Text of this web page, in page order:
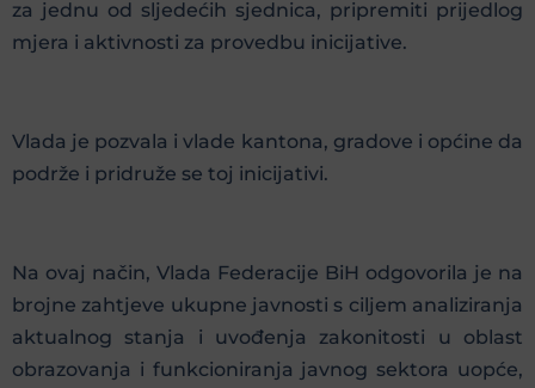
za jednu od sljedećih sjednica, pripremiti prijedlog
mjera i aktivnosti za provedbu inicijative.
Vlada je pozvala i vlade kantona, gradove i općine da
podrže i pridruže se toj inicijativi.
Na ovaj način, Vlada Federacije BiH odgovorila je na
brojne zahtjeve ukupne javnosti s ciljem analiziranja
aktualnog stanja i uvođenja zakonitosti u oblast
obrazovanja i funkcioniranja javnog sektora uopće,